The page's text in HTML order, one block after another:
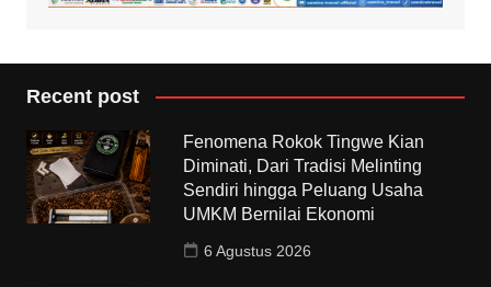
Recent post
Fenomena Rokok Tingwe Kian
Diminati, Dari Tradisi Melinting
Sendiri hingga Peluang Usaha
UMKM Bernilai Ekonomi
6 Agustus 2026